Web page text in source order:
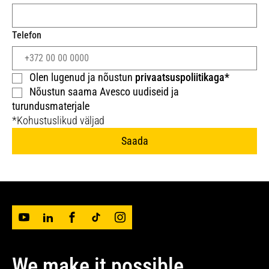
Calculate route
Telefon
Olen lugenud ja nõustun privaatsuspoliitikaga*
turundusmaterjale
*Kohustuslikud väljad
Saada